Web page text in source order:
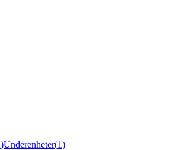
)Underenheter(1)